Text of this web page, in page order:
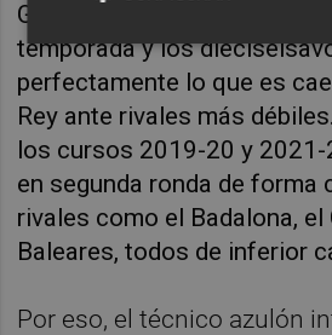
Getafe alcanzó los octavos
temporada y los
perfectamente lo que es
Rey ante rivales más
los cursos 2019-20 y 2021-
en segunda ronda de forma
rivales como el Badalona, el
Baleares, todos de inferior
Por eso, el técnico azulón